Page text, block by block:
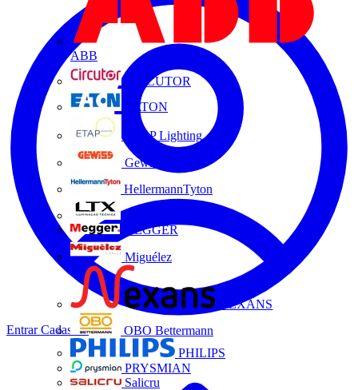
ABB
CIRCUTOR
EATON
ETAP Lighting
Gewiss
HellermannTyton
MEGGER
Miguélez
NEXANS
OBO Bettermann
PHILIPS
PRYSMIAN
Salicru
EntrarCadastrar